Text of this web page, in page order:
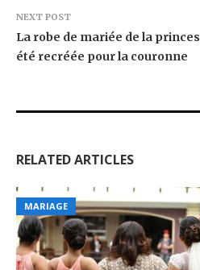
NEXT POST
La robe de mariée de la
été recréée pour la couronne
RELATED ARTICLES
MARIAGE